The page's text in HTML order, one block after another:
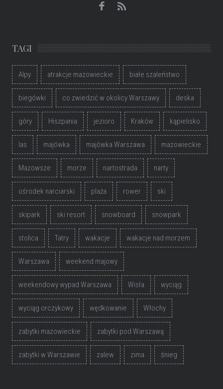
TAGI
Alpy atrakcje mazowieckie białe szaleństwo
biegówki co zwiedzić w okolicy Warszawy deska
góry Hiszpania jezioro Kraków kąpielisko
las majówka majówka Warszawa mazowieckie
Mazowsze morze nartostrada narty
ośrodek narciarski plaża rower ski
skipark ski resort snowboard snowpark
stolica Tatry wakacje wakacje nad morzem
Warszawa weekend majowy
weekendowy wypad Warszawa Wisła wyciąg
wyciąg orczykowy wędkowanie Włochy
zabytki mazowieckie zabytki pod Warszawą
zabytki w Warszawie zalew zima śnieg